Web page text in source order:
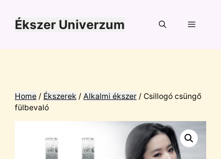
tartalomba
Ékszer Univerzum
Home / Ékszerek / Alkalmi ékszer / Csillogó csüngő
fülbevaló